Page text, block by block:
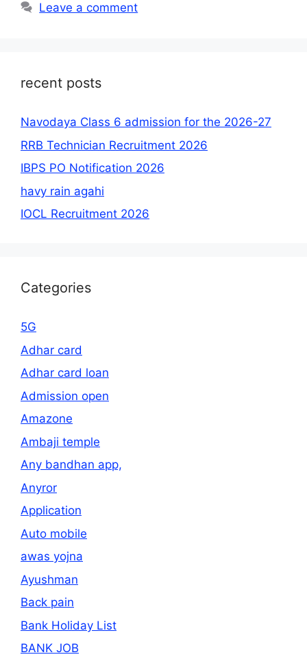
Leave a comment
recent posts
Navodaya Class 6 admission for the 2026-27
RRB Technician Recruitment 2026
IBPS PO Notification 2026
havy rain agahi
IOCL Recruitment 2026
Categories
5G
Adhar card
Adhar card loan
Admission open
Amazone
Ambaji temple
Any bandhan app,
Anyror
Application
Auto mobile
awas yojna
Ayushman
Back pain
Bank Holiday List
BANK JOB